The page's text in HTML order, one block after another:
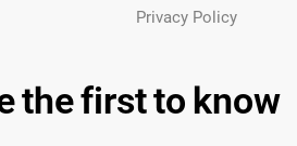
Privacy Policy
the first to know